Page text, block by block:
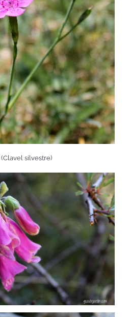
(Clavel silvestre)